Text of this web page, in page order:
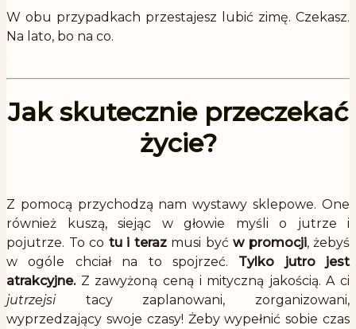
W obu przypadkach przestajesz lubić zimę. Czekasz.
Na lato, bo na co.
.
Jak skutecznie przeczekać
życie?
.
Z pomocą przychodzą nam wystawy sklepowe. One
również kuszą, siejąc w głowie myśli o jutrze i
pojutrze. To co tu i teraz musi byćw promocji, żebyś
w ogóle chciał na to spojrzeć. Tylko jutro jest
atrakcyjne.Z zawyżoną ceną i mityczną jakością. A ci
jutrzejsi tacy zaplanowani, zorganizowani,
wyprzedzający swoje czasy! Żeby wypełnić sobie czas